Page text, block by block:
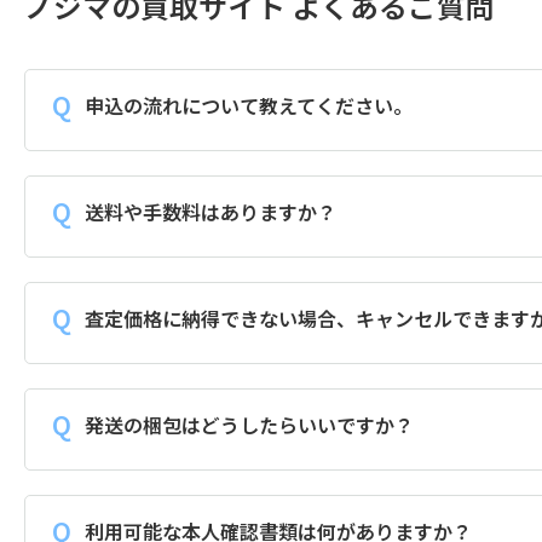
申込の流れについて教えてください。
送料や手数料はありますか？
査定価格に納得できない場合、キャンセルできます
発送の梱包はどうしたらいいですか？
利用可能な本人確認書類は何がありますか？